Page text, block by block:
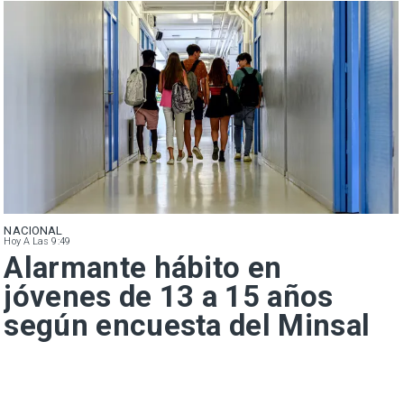
NACIONAL
Hoy A Las 9:49
Alarmante hábito en
jóvenes de 13 a 15 años
según encuesta del Minsal